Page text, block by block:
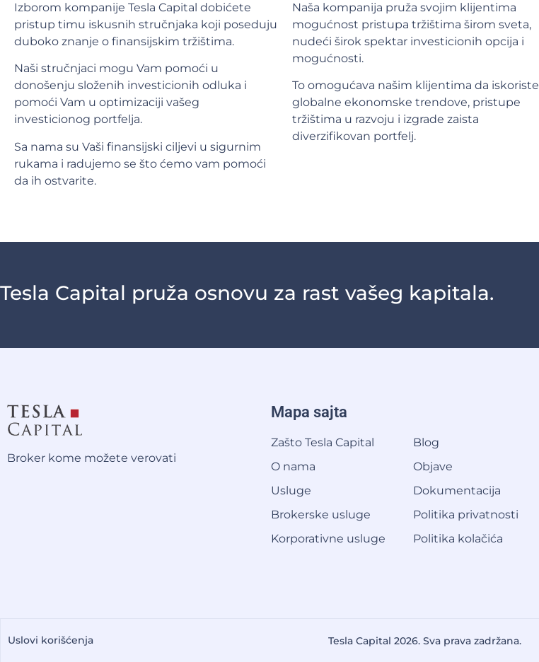
Izborom kompanije Tesla Capital dobićete
pristup timu iskusnih stručnjaka koji poseduju
duboko znanje o finansijskim tržištima.
Naši stručnjaci mogu Vam pomoći u
donošenju složenih investicionih odluka i
pomoći Vam u optimizaciji vašeg
investicionog portfelja.
Sa nama su Vaši finansijski ciljevi u sigurnim
rukama i radujemo se što ćemo vam pomoći
da ih ostvarite.
Naša kompanija pruža svojim klijentima
mogućnost pristupa tržištima širom sveta,
nudeći širok spektar investicionih opcija i
mogućnosti.
To omogućava našim klijentima da iskoriste
globalne ekonomske trendove, pristupe
tržištima u razvoju i izgrade zaista
diverzifikovan portfelj.
Tesla Capital pruža osnovu za rast vašeg kapitala.
Broker kome možete verovati
Mapa sajta
Zašto Tesla Capital
O nama
Usluge
Brokerske usluge
Korporativne usluge
Blog
Objave
Dokumentacija
Politika privatnosti
Politika kolačića
Uslovi korišćenja Tesla Capital 2026. Sva prava zadržana.